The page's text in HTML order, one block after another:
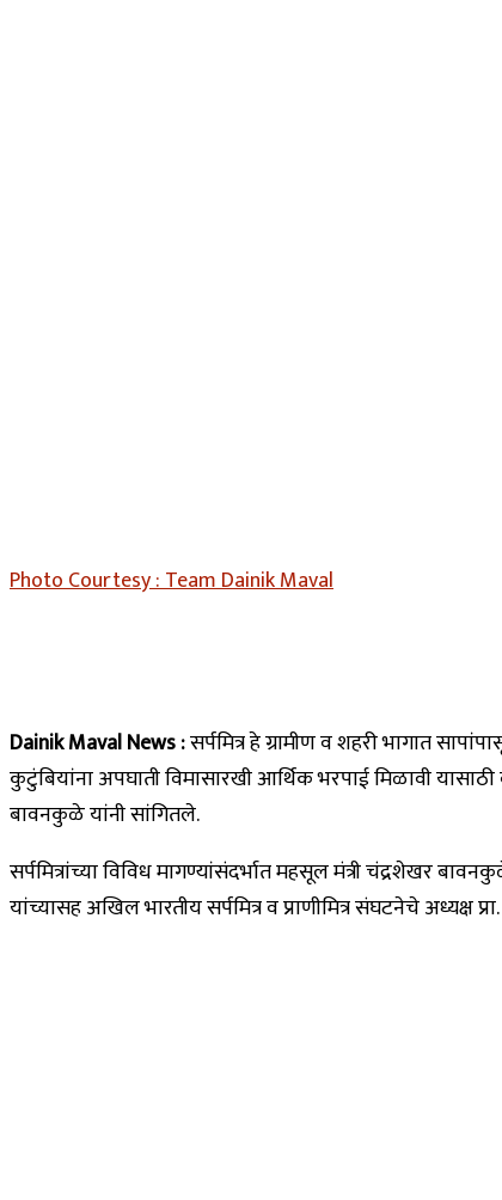
Photo Courtesy : Team Dainik Maval
Dainik Maval News :सर्पमित्र हे ग्रामीण व शहरी भागात
कुटुंबियांना अपघाती विमासारखी आर्थिक भरपाई मिळावी
बावनकुळे यांनी सांगितले.
सर्पमित्रांच्या विविध मागण्यांसंदर्भात महसूल मंत्री चंद्रशेखर
यांच्यासह अखिल भारतीय सर्पमित्र व प्राणीमित्र संघटनेचे अध्यक्ष